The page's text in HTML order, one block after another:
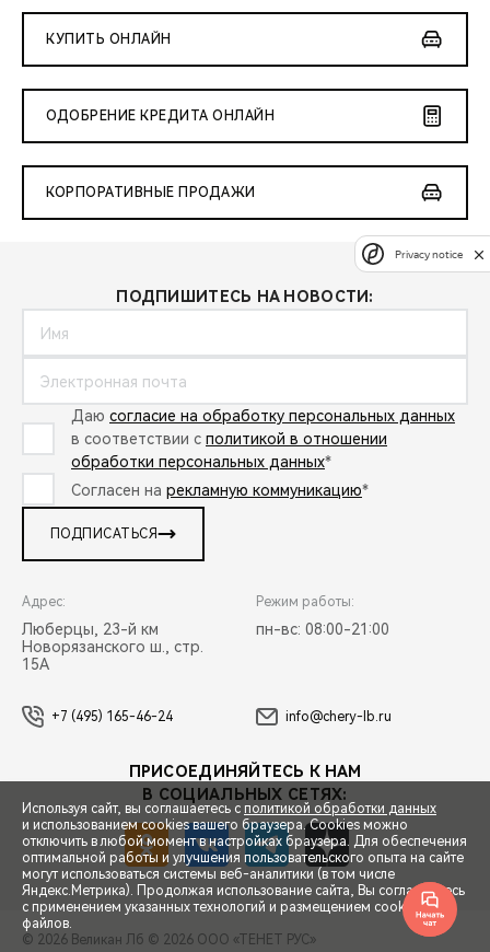
СПЕЦПРЕДЛОЖЕНИЯ
ЗАПИСЬ НА ТЕСТ-ДРАЙВ
КУПИТЬ ОНЛАЙН
ОДОБРЕНИЕ КРЕДИТА ОНЛАЙН
КОРПОРАТИВНЫЕ ПРОДАЖИ
ПОДПИШИТЕСЬ НА НОВОСТИ:
Даю согласие на обработку персональных данных
в соответствии с политикой в отношении
обработки персональных данных*
Согласен на рекламную коммуникацию*
ПОДПИСАТЬСЯ
Адрес:
Люберцы, 23-й км
Новорязанского ш., стр.
15А
Режим работы:
пн-вс: 08:00-21:00
+7 (495) 165-46-24 info@chery-lb.ru
ПРИСОЕДИНЯЙТЕСЬ К НАМ
В СОЦИАЛЬНЫХ СЕТЯХ:
© 2026 Великан Лб © 2026 ООО «ТЕНЕТ РУС»
Используя сайт, вы соглашаетесь с политикой обработки данных
и использованием cookies вашего браузера. Cookies можно
отключить в любой момент в настройках браузера. Для обеспечения
оптимальной работы и улучшения пользовательского опыта на сайте
могут использоваться системы веб-аналитики (в том числе
Яндекс.Метрика). Продолжая использование сайта, Вы соглашаетесь
с применением указанных технологий и размещением cookie-
файлов.
Privacy notice